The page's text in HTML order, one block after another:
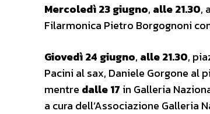
Mercoledì 23 giugno, alle 21.30,
Filarmonica Pietro Borgognoni
Giovedì 24 giugno, alle 21.30,
Pacini al sax, Daniele Gorgone al
mentre dalle 17 in Galleria
a cura dell’Associazione Galleria